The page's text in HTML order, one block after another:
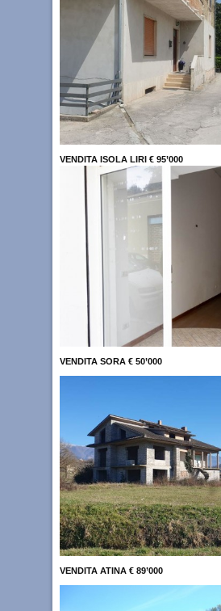
VENDITA ISOLA LIRI € 95’000
VENDITA SORA € 50’000
VENDITA ATINA € 89’000